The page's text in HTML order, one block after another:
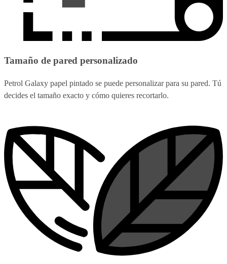
Tamaño de pared personalizado
Petrol Galaxy papel pintado se puede personalizar para su pared. Tú
decides el tamaño exacto y cómo quieres recortarlo.